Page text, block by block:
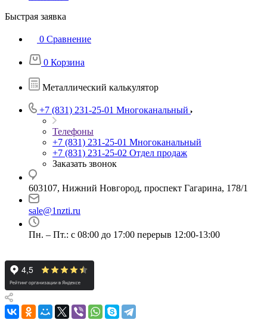
Быстрая заявка
0 Сравнение
0 Корзина
Металлический калькулятор
+7 (831) 231-25-01 Многоканальный
Телефоны
+7 (831) 231-25-01 Многоканальный
+7 (831) 231-25-02 Отдел продаж
Заказать звонок
603107, Нижний Новгород, проспект Гагарина, 178/1
sale@1nzti.ru
Пн. – Пт.: с 08:00 до 17:00 перерыв 12:00-13:00